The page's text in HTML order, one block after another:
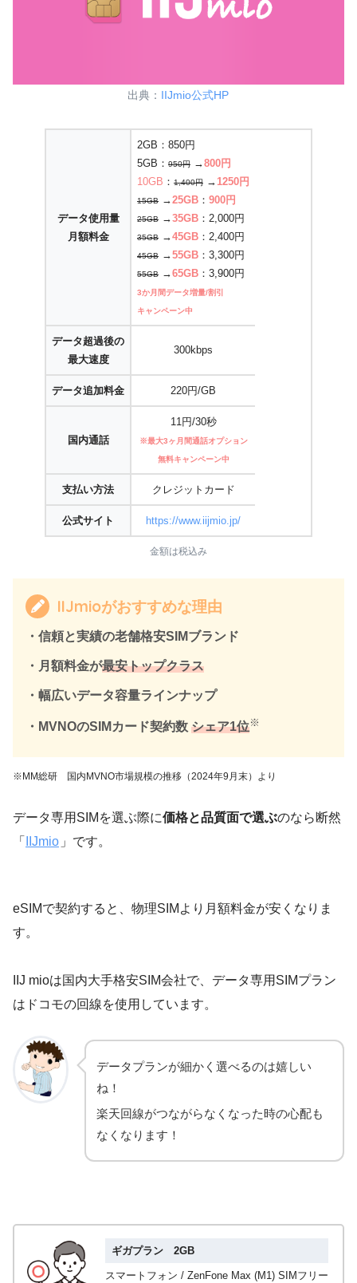
出典： IIJmio公式HP
データ使用量
月額料金
2GB：850円
5GB： 950円 →800円
10GB ： 1,400円 →1250円
15GB →25GB ： 900円
25GB →35GB ：2,000円
35GB →45GB ：2,400円
45GB →55GB ：3,300円
55GB →65GB ：3,900円
3か月間データ増量/割引
キャンペーン中
データ超過後の
最大速度
300kbps
データ追加料金 220円/GB
国内通話
11円/30秒
※最大3ヶ月間通話オプション
無料キャンペーン中
支払い方法 クレジットカード
公式サイト https://www.iijmio.jp/
金額は税込み
IIJmioがおすすめな理由
・信頼と実績の老舗格安SIMブランド
・月額料金が最安トップクラス
・幅広いデータ容量ラインナップ
・MVNOのSIMカード契約数 シェア1位※
※MM総研 国内MVNO市場規模の推移（2024年9月末）より
データ専用SIMを選ぶ際に価格と品質面で選ぶのなら断然
「
IIJmio 」です。
eSIMで契約すると、物理SIMより月額料金が安くなりま
す。
IIJ mioは国内大手格安SIM会社で、データ専用SIMプラン
はドコモの回線を使用しています。
データプランが細かく選べるのは嬉しい
ね！
楽天回線がつながらなくなった時の心配も
なくなります！
ギガプラン 2GB
スマートフォン / ZenFone Max (M1) SIMフリー